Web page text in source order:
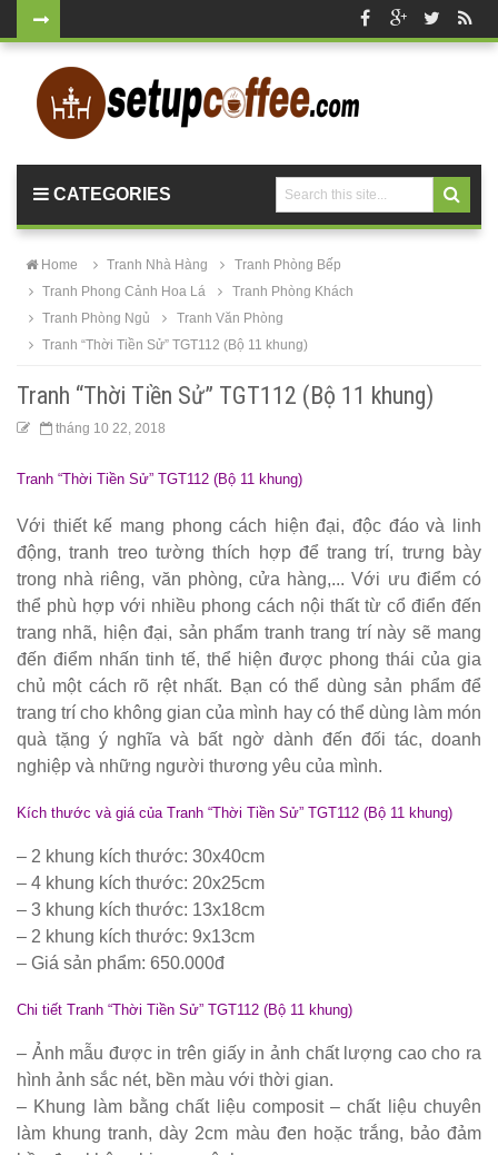
cho quán
cafe, nhà
Hóa Bàn
Ghế
nhựa cafe
tiếp khách
màu xanh lá
hiện đại
Kệ decor
trang trí
KM01 - Kệ
vách ngăn
căn hộ, văn
phòng,
quán cafe
Bộ bàn ghế
ăn ngoài
trời sân
vườn sân
thượng
nhôm đúc
ốp gỗ nhựa
275
CATEGORIES
Home Tranh Nhà Hàng
Tranh Phòng Bếp
Tranh Phong Cảnh Hoa Lá
Tranh Phòng Khách
Tranh Phòng Ngủ
Tranh Văn Phòng
Tranh “Thời Tiền Sử” TGT112 (Bộ 11 khung)
Tranh “Thời Tiền Sử” TGT112 (Bộ 11 khung)
tháng 10 22, 2018
Tranh “Thời Tiền Sử” TGT112 (Bộ 11 khung)
Với thiết kế mang phong cách hiện đại, độc đáo và linh
động, tranh treo tường thích hợp để trang trí, trưng bày
trong nhà riêng, văn phòng, cửa hàng,... Với ưu điểm có
thể phù hợp với nhiều phong cách nội thất từ cổ điển đến
trang nhã, hiện đại, sản phẩm tranh trang trí này sẽ mang
đến điểm nhấn tinh tế, thể hiện được phong thái của gia
chủ một cách rõ rệt nhất. Bạn có thể dùng sản phẩm để
trang trí cho không gian của mình hay có thể dùng làm món
quà tặng ý nghĩa và bất ngờ dành đến đối tác, doanh
nghiệp và những người thương yêu của mình.
Kích thước và giá của Tranh “Thời Tiền Sử” TGT112 (Bộ 11 khung)
– 2 khung kích thước: 30x40cm
– 4 khung kích thước: 20x25cm
– 3 khung kích thước: 13x18cm
– 2 khung kích thước: 9x13cm
– Giá sản phẩm: 650.000đ
Chi tiết Tranh “Thời Tiền Sử” TGT112 (Bộ 11 khung)
– Ảnh mẫu được in trên giấy in ảnh chất lượng cao cho ra
hình ảnh sắc nét, bền màu với thời gian.
– Khung làm bằng chất liệu composit – chất liệu chuyên
làm khung tranh, dày 2cm màu đen hoặc trắng, bảo đảm